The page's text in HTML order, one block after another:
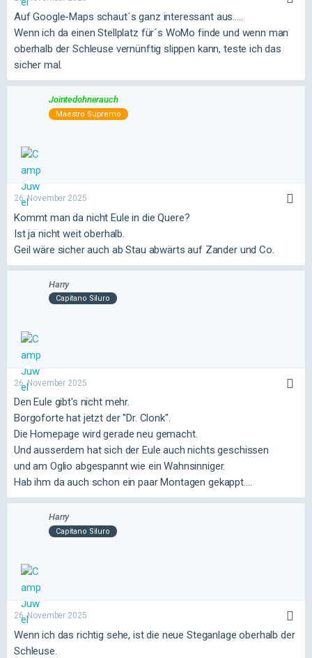
Auf Google-Maps schaut´s ganz interessant aus.....
Wenn ich da einen Stellplatz für´s WoMo finde und wenn man
oberhalb der Schleuse vernünftig slippen kann, teste ich das
sicher mal.
Jointedohnerauch
Maestro Supremo
26. November 2025
Kommt man da nicht Eule in die Quere?
Ist ja nicht weit oberhalb.
Geil wäre sicher auch ab Stau abwärts auf Zander und Co.
Harry
Capitano Siluro
26. November 2025
Den Eule gibt's nicht mehr.
Borgoforte hat jetzt der "Dr. Clonk".
Die Homepage wird gerade neu gemacht.
Und ausserdem hat sich der Eule auch nichts geschissen
und am Oglio abgespannt wie ein Wahnsinniger.
Hab ihm da auch schon ein paar Montagen gekappt....
Harry
Capitano Siluro
26. November 2025
Wenn ich das richtig sehe, ist die neue Steganlage oberhalb der
Schleuse.